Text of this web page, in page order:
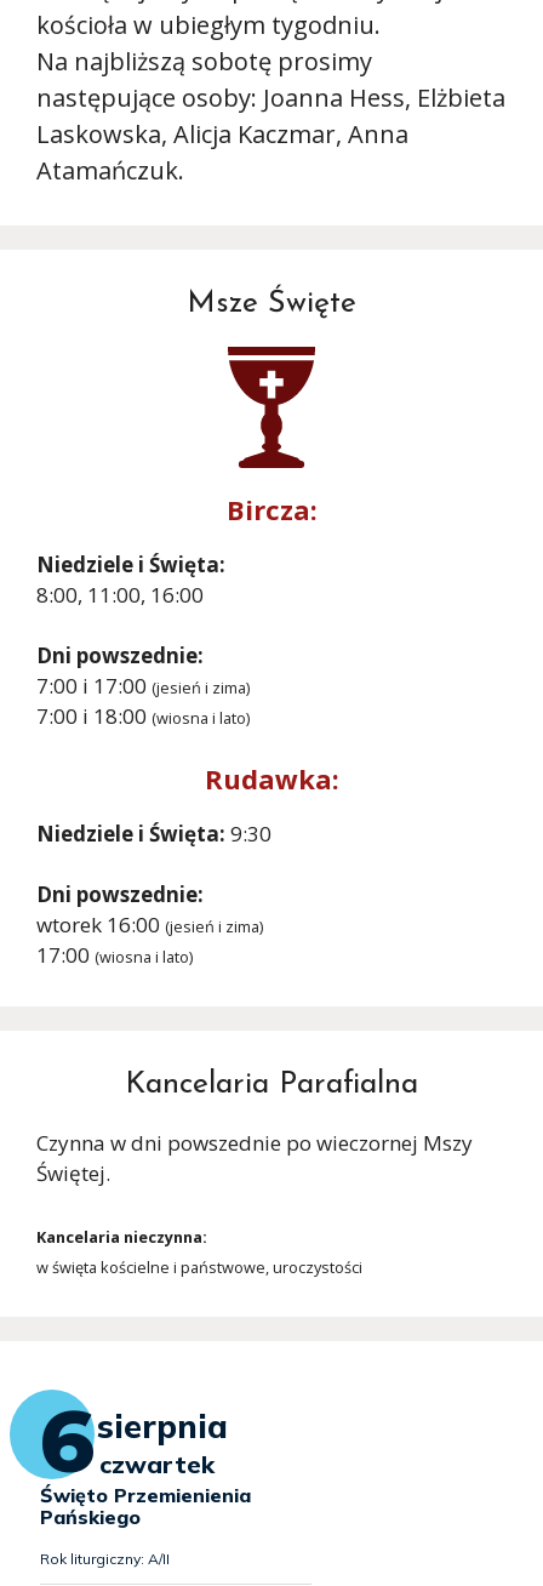
kościoła w ubiegłym tygodniu.
Na najbliższą sobotę prosimy
następujące osoby: Joanna Hess, Elżbieta
Laskowska, Alicja Kaczmar, Anna
Atamańczuk.
Msze Święte
Bircza:
Niedziele i Święta:
8:00, 11:00, 16:00
Dni powszednie:
7:00 i 17:00 (jesień i zima)
7:00 i 18:00 (wiosna i lato)
Rudawka:
Niedziele i Święta: 9:30
Dni powszednie:
wtorek 16:00 (jesień i zima)
17:00 (wiosna i lato)
Kancelaria Parafialna
Czynna w dni powszednie po wieczornej Mszy
Świętej.
Kancelaria nieczynna:
w święta kościelne i państwowe, uroczystości